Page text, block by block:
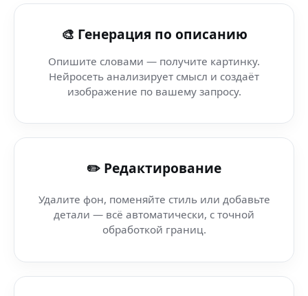
AI dark fantasy (бот изображений) — Nano Banana —
AI бизнес-графика (Microsoft Edge) — генерация
AI fashion art (JPEG) — AI-графика в Telegram-боте
AI Telegram арт — Trend Analysis AI — cinematic стиль
AI Telegram арт — Meditation AI — создай контент как
🎨 Генерация по описанию
Опишите словами — получите картинку.
Нейросеть анализирует смысл и создаёт
изображение по вашему запросу.
✏️ Редактирование
Удалите фон, поменяйте стиль или добавьте
детали — всё автоматически, с точной
обработкой границ.